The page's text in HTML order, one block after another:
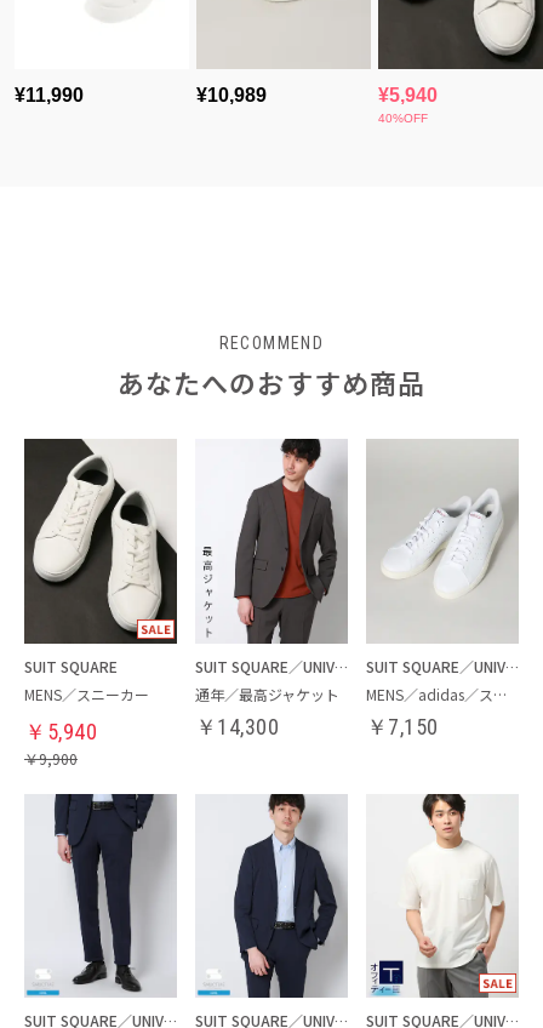
RECOMMEND
あなたへのおすすめ商品
SUIT SQUARE
MENS／スニーカー
￥ 5,940
￥9,900
SUIT SQUARE／UNIVERSAL LANGUAGE
通年／最高ジャケット
￥ 14,300
SUIT SQUARE／UNIVERSAL LANGUAGE
MENS／adidas／スニーカー
￥ 7,150
SUIT SQUARE／UNIVERSAL LANGUAGE
SUIT SQUARE／UNIVERSAL LANGUAGE
SUIT SQUARE／UNIVERSAL LANGUAGE